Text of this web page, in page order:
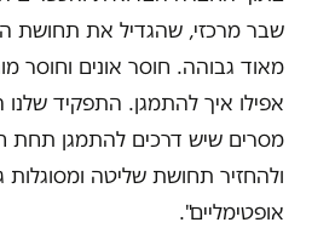
שבר מרכזי, שהגדיל את תחושת
מאוד גבוהה. חוסר אונים וחוסר
אפילו איך להתמגן. התפקיד שלנו
מסרים שיש דרכים להתמגן תחת
ולהחזיר תחושת שליטה
אופטימליים".